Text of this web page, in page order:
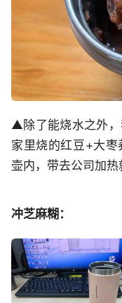
▲除了能烧水之外，
家里烧的红豆+大
壶内，带去公司加
冲芝麻糊：